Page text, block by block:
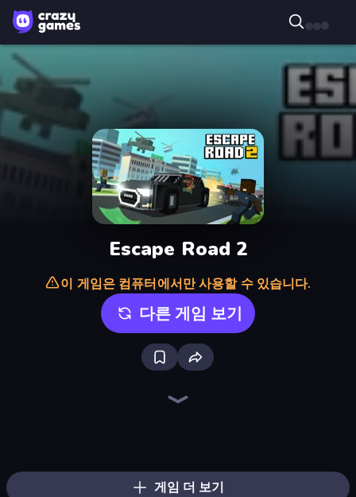
Escape Road 2
이 게임은 컴퓨터에서만 사용할 수 있습니다.
다른 게임 보기
게임 더 보기